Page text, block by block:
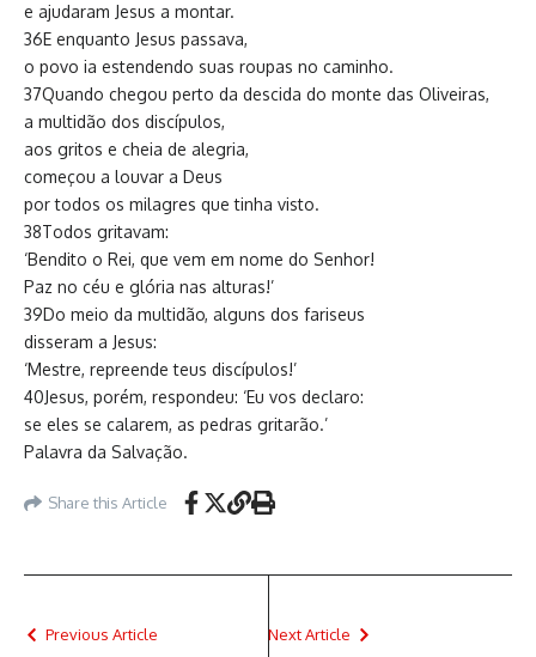
e ajudaram Jesus a montar.
36E enquanto Jesus passava,
o povo ia estendendo suas roupas no caminho.
37Quando chegou perto da descida do monte das Oliveiras,
a multidão dos discípulos,
aos gritos e cheia de alegria,
começou a louvar a Deus
por todos os milagres que tinha visto.
38Todos gritavam:
‘Bendito o Rei, que vem em nome do Senhor!
Paz no céu e glória nas alturas!’
39Do meio da multidão, alguns dos fariseus
disseram a Jesus:
‘Mestre, repreende teus discípulos!’
40Jesus, porém, respondeu: ‘Eu vos declaro:
se eles se calarem, as pedras gritarão.’
Palavra da Salvação.
Share this Article
Previous Article Next Article